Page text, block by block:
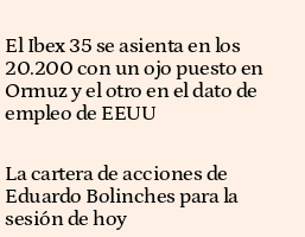
El Ibex 35 se asienta en los
20.200 con un ojo puesto en
Ormuz y el otro en el dato de
empleo de EEUU
La cartera de acciones de
Eduardo Bolinches para la
sesión de hoy